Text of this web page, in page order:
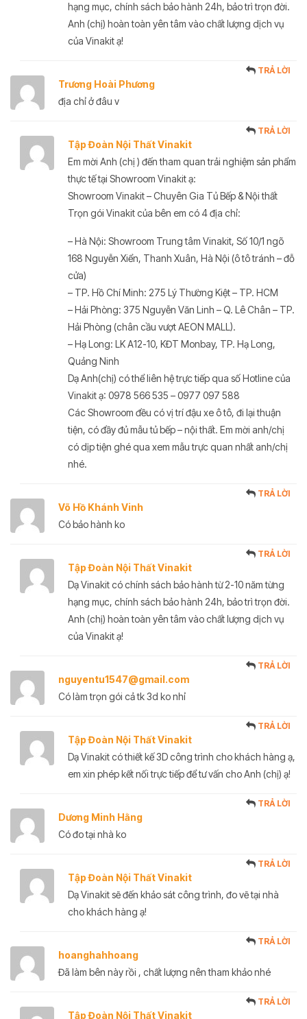
hạng mục, chính sách bảo hành 24h, bảo trì trọn đời.
Anh (chị) hoàn toàn yên tâm vào chất lượng dịch vụ
của Vinakit ạ!
Trương Hoài Phương
TRẢ LỜI
địa chỉ ở đâu v
Tập Đoàn Nội Thất Vinakit
TRẢ LỜI
Em mời Anh (chị ) đến tham quan trải nghiệm sản phẩm
thực tế tại Showroom Vinakit ạ:
Showroom Vinakit – Chuyên Gia Tủ Bếp & Nội thất
Trọn gói Vinakit của bên em có 4 địa chỉ:
– Hà Nội: Showroom Trung tâm Vinakit, Số 10/1 ngõ
168 Nguyễn Xiển, Thanh Xuân, Hà Nội (ô tô tránh – đỗ
cửa)
– TP. Hồ Chí Minh: 275 Lý Thường Kiệt – TP. HCM
– Hải Phòng: 375 Nguyễn Văn Linh – Q. Lê Chân – TP.
Hải Phòng (chân cầu vượt AEON MALL).
– Hạ Long: LK A12-10, KĐT Monbay, TP. Hạ Long,
Quảng Ninh
Dạ Anh(chị) có thể liên hệ trực tiếp qua số Hotline của
Vinakit ạ: 0978 566 535 – 0977 097 588
Các Showroom đều có vị trí đậu xe ô tô, đi lại thuận
tiện, có đầy đủ mẫu tủ bếp – nội thất. Em mời anh/chị
có dịp tiện ghé qua xem mẫu trực quan nhất anh/chị
nhé.
Võ Hồ Khánh Vinh
TRẢ LỜI
Có bảo hành ko
Tập Đoàn Nội Thất Vinakit
TRẢ LỜI
Dạ Vinakit có chính sách bảo hành từ 2-10 năm từng
hạng mục, chính sách bảo hành 24h, bảo trì trọn đời.
Anh (chị) hoàn toàn yên tâm vào chất lượng dịch vụ
của Vinakit ạ!
nguyentu1547@gmail.com
TRẢ LỜI
Có làm trọn gói cả tk 3d ko nhỉ
Tập Đoàn Nội Thất Vinakit
TRẢ LỜI
Dạ Vinakit có thiết kế 3D công trình cho khách hàng ạ,
em xin phép kết nối trực tiếp để tư vấn cho Anh (chị) ạ!
Dương Minh Hằng
TRẢ LỜI
Có đo tại nhà ko
Tập Đoàn Nội Thất Vinakit
TRẢ LỜI
Dạ Vinakit sẽ đến khảo sát công trình, đo vẽ tại nhà
cho khách hàng ạ!
hoanghahhoang
TRẢ LỜI
Đã làm bên này rồi , chất lượng nên tham khảo nhé
Tập Đoàn Nội Thất Vinakit
TRẢ LỜI